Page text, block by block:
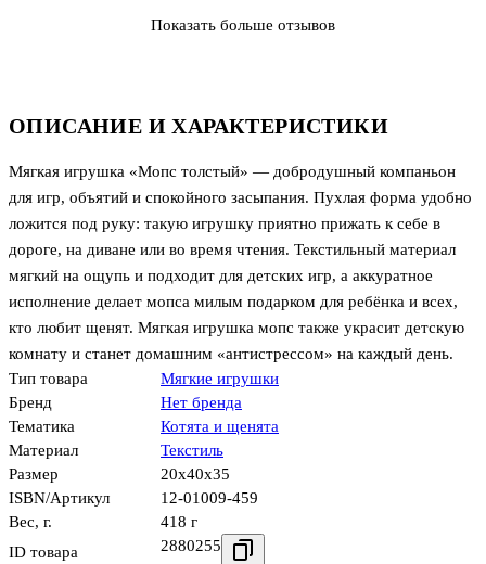
ОПИСАНИЕ И ХАРАКТЕРИСТИКИ
Мягкая игрушка «Мопс толстый» — добродушный компаньон
для игр, объятий и спокойного засыпания. Пухлая форма удобно
ложится под руку: такую игрушку приятно прижать к себе в
дороге, на диване или во время чтения. Текстильный материал
мягкий на ощупь и подходит для детских игр, а аккуратное
исполнение делает мопса милым подарком для ребёнка и всех,
кто любит щенят. Мягкая игрушка мопс также украсит детскую
комнату и станет домашним «антистрессом» на каждый день.
Тип товара
Мягкие игрушки
Бренд
Нет бренда
Тематика
Котята и щенята
Материал
Текстиль
Размер
20x40x35
ISBN/Артикул
12-01009-459
Вес, г.
418 г
ID товара
2880255
Показать больше отзывов